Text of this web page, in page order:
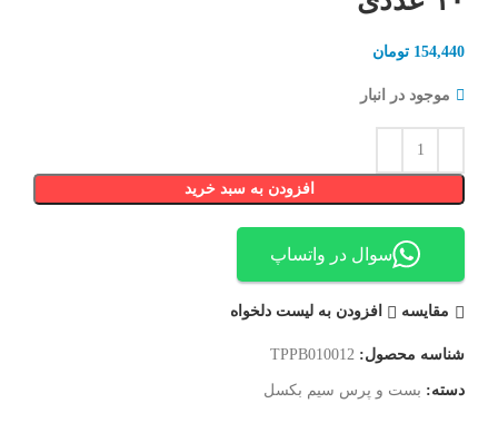
154,440 تومان
موجود در انبار
افزودن به سبد خرید
سوال در واتساپ
مقایسه افزودن به لیست دلخواه
شناسه محصول: TPPB010012
دسته: بست و پرس سیم بکسل